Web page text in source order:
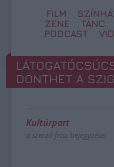
FILM
ZENE
TÁNC
PODCAST
DÖNTHET A
Kultúrpart
a szerző friss bejegyzései